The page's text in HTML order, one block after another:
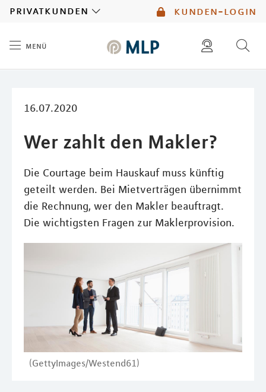
kunden-login
privatkunden
menü
16.07.2020
Wer zahlt den Makler?
Die Courtage beim Hauskauf muss künftig
geteilt werden. Bei Mietverträgen übernimmt
die Rechnung, wer den Makler beauftragt.
Die wichtigsten Fragen zur Maklerprovision.
(GettyImages/Westend61)